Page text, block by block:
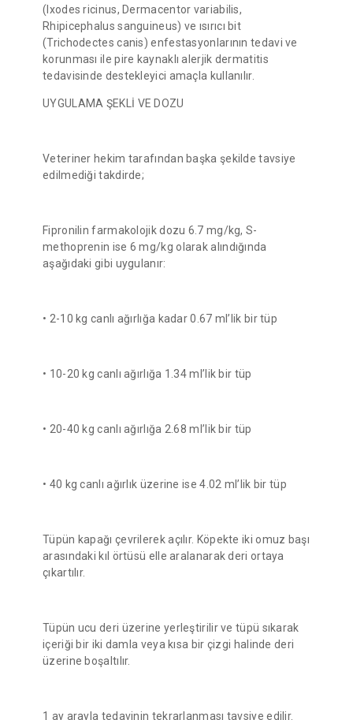
(Ixodes ricinus, Dermacentor variabilis,
Rhipicephalus sanguineus) ve ısırıcı bit
(Trichodectes canis) enfestasyonlarının tedavi ve
korunması ile pire kaynaklı alerjik dermatitis
tedavisinde destekleyici amaçla kullanılır.
UYGULAMA ŞEKLİ VE DOZU
Veteriner hekim tarafından başka şekilde tavsiye
edilmediği takdirde;
Fipronilin farmakolojik dozu 6.7 mg/kg, S-
methoprenin ise 6 mg/kg olarak alındığında
aşağıdaki gibi uygulanır:
• 2-10 kg canlı ağırlığa kadar 0.67 ml’lik bir tüp
• 10-20 kg canlı ağırlığa 1.34 ml’lik bir tüp
• 20-40 kg canlı ağırlığa 2.68 ml’lik bir tüp
• 40 kg canlı ağırlık üzerine ise 4.02 ml’lik bir tüp
Tüpün kapağı çevrilerek açılır. Köpekte iki omuz başı
arasındaki kıl örtüsü elle aralanarak deri ortaya
çıkartılır.
Tüpün ucu deri üzerine yerleştirilir ve tüpü sıkarak
içeriği bir iki damla veya kısa bir çizgi halinde deri
üzerine boşaltılır.
1 ay arayla tedavinin tekrarlanması tavsiye edilir.